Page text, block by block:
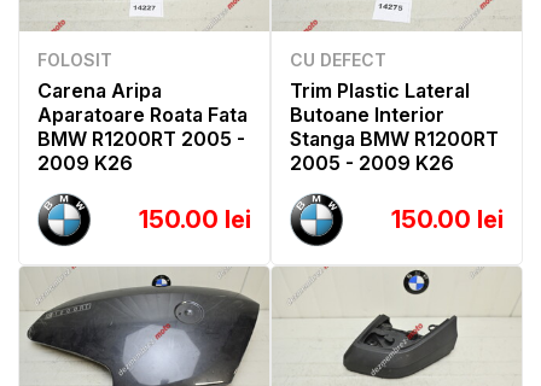
FOLOSIT
Carena Aripa
Aparatoare Roata Fata
BMW R1200RT 2005 -
2009 K26
150.00 lei
CU DEFECT
Trim Plastic Lateral
Butoane Interior
Stanga BMW R1200RT
2005 - 2009 K26
150.00 lei